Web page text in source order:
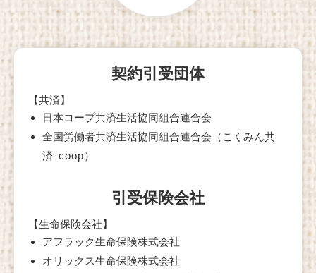
契約引受団体
【共済】
日本コープ共済生活協同組合連合会
全国労働者共済生活協同組合連合会（こくみん共
済 coop）
引受保険会社
【生命保険会社】
アフラック生命保険株式会社
オリックス生命保険株式会社